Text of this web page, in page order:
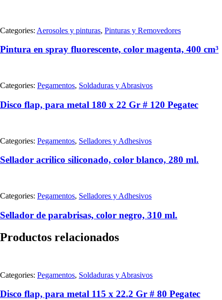
Categories: Aerosoles y pinturas, Pinturas y Removedores
Pintura en spray fluorescente, color magenta, 400 cm³
Categories: Pegamentos, Soldaduras y Abrasivos
Disco flap, para metal 180 x 22 Gr # 120 Pegatec
Categories: Pegamentos, Selladores y Adhesivos
Sellador acrilico siliconado, color blanco, 280 ml.
Categories: Pegamentos, Selladores y Adhesivos
Sellador de parabrisas, color negro, 310 ml.
Productos relacionados
Categories: Pegamentos, Soldaduras y Abrasivos
Disco flap, para metal 115 x 22.2 Gr # 80 Pegatec